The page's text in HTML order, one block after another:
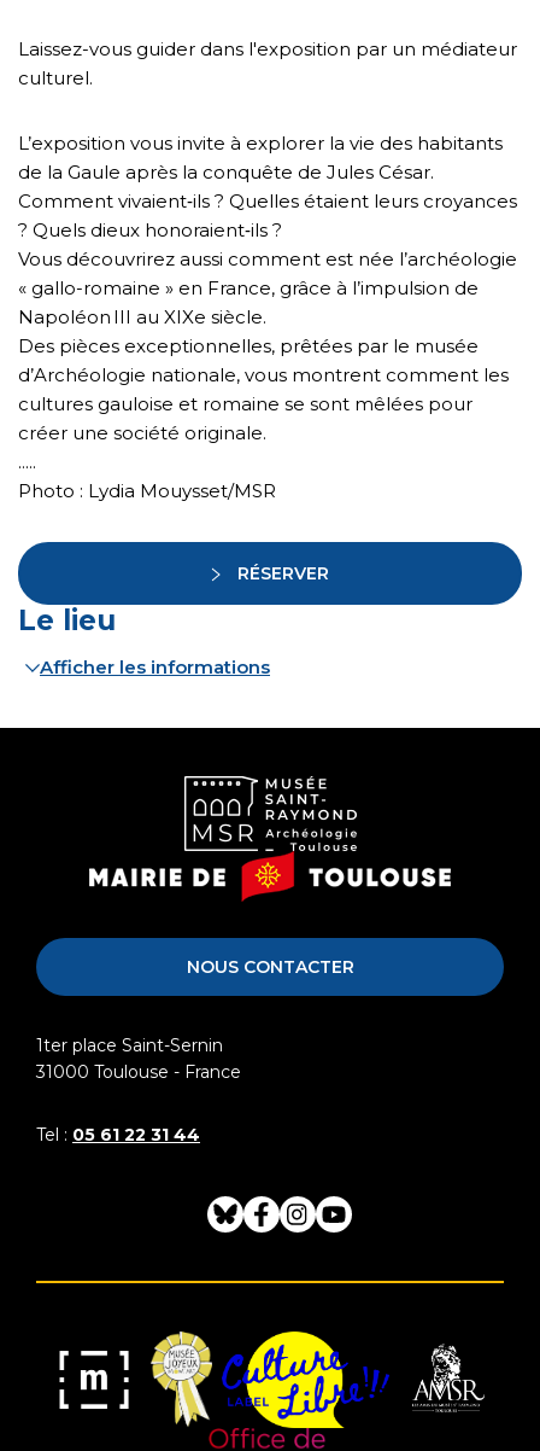
Laissez-vous guider dans l'exposition par un médiateur
culturel.
L’exposition vous invite à explorer la vie des habitants
de la Gaule après la conquête de Jules César.
Comment vivaient‑ils ? Quelles étaient leurs croyances
? Quels dieux honoraient‑ils ?
Vous découvrirez aussi comment est née l’archéologie
« gallo-romaine » en France, grâce à l’impulsion de
Napoléon III au XIXe siècle.
Des pièces exceptionnelles, prêtées par le musée
d’Archéologie nationale, vous montrent comment les
cultures gauloise et romaine se sont mêlées pour
créer une société originale.
.....
Photo : Lydia Mouysset/MSR
RÉSERVER
Le lieu
Afficher les informations
Musée
Saint-
Mairie
de
NOUS CONTACTER
1ter place Saint-Sernin
31000 Toulouse - France
Tel : 05 61 22 31 44
BlueskyFacebook
Instagram
Youtube
Musée Label